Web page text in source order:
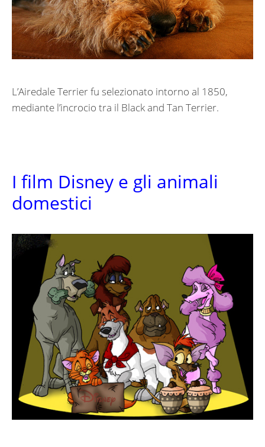
L’Airedale Terrier fu selezionato intorno al 1850,
mediante l’incrocio tra il Black and Tan Terrier.
I film Disney e gli animali
domestici